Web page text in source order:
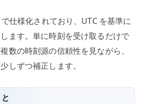
仕様化されており、UTC を基準に
ます。単に時刻を受け取るだけで
数の時刻源の信頼性を見ながら、
しずつ補正します。